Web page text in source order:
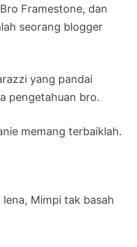
Framestone, dan
seorang blogger
yang pandai
pengetahuan bro.
memang terbaiklah.
Mimpi tak basah